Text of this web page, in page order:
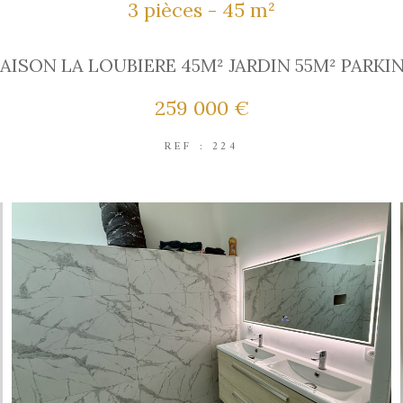
3 pièces - 45 m²
LA LOUBIERE 45M² JARDIN 55M²
259 000 €
REF : 224